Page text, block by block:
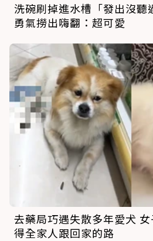
洗碗刷掉進水槽「發出沒聽
勇氣撈出嗨翻：超可愛
去藥局巧遇失散多年愛犬
得全家人跟回家的路